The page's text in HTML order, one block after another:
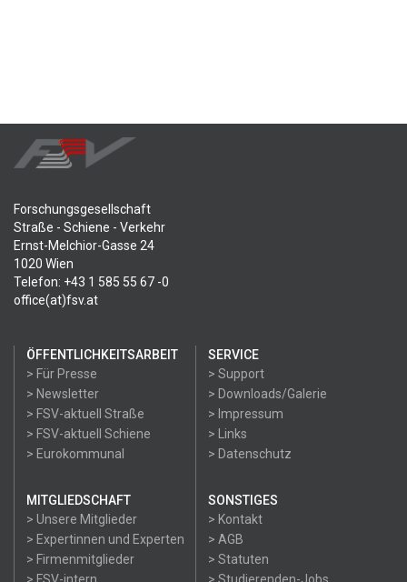
Forschungsgesellschaft
Straße - Schiene - Verkehr
Ernst-Melchior-Gasse 24
1020 Wien
Telefon: +43 1 585 55 67 -0
office(at)fsv.at
ÖFFENTLICHKEITSARBEIT
> Für Presse
> Newsletter
> FSV-aktuell Straße
> FSV-aktuell Schiene
> Eurokommunal
SERVICE
> Support
> Downloads/Galerie
> Impressum
> Links
> Datenschutz
MITGLIEDSCHAFT
> Unsere Mitglieder
> Expertinnen und Experten
> Firmenmitglieder
SONSTIGES
> Kontakt
> AGB
> Statuten